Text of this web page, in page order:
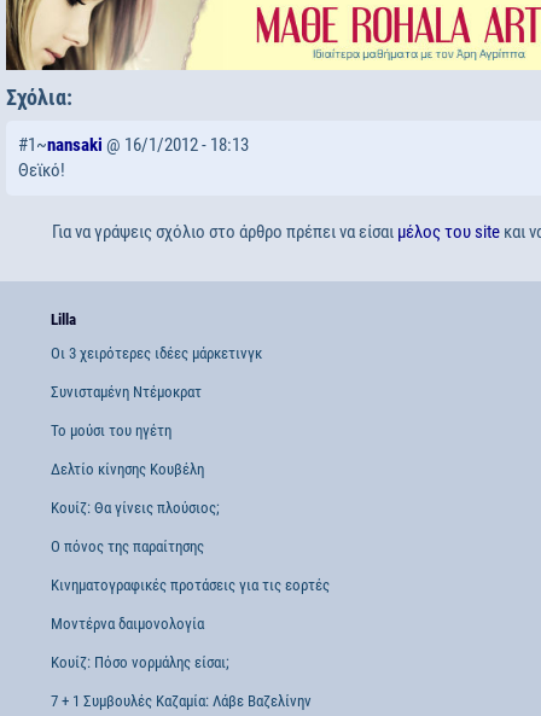
Σχόλια:
#1~nansaki @ 16/1/2012 - 18:13
Θεϊκό!
Για να γράψεις σχόλιο στο άρθρο πρέπει να είσαι μέλος του site και
Lilla
Οι 3 χειρότερες ιδέες μάρκετινγκ
Συνισταμένη Ντέμοκρατ
Το μούσι του ηγέτη
Δελτίο κίνησης Κουβέλη
Κουίζ: Θα γίνεις πλούσιος;
Ο πόνος της παραίτησης
Κινηματογραφικές προτάσεις για τις εορτές
Μοντέρνα δαιμονολογία
Κουίζ: Πόσο νορμάλης είσαι;
7 + 1 Συμβουλές Καζαμία: Λάβε Βαζελίνην